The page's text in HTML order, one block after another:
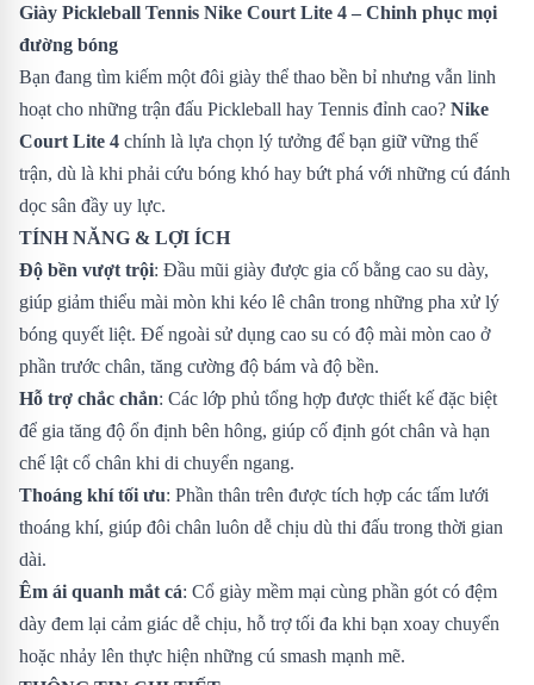
Giày Pickleball Tennis Nike Court Lite 4 – Chinh phục mọi
đường bóng
Bạn đang tìm kiếm một đôi giày thể thao bền bỉ nhưng vẫn linh
hoạt cho những trận đấu Pickleball hay Tennis đỉnh cao? Nike
Court Lite 4 chính là lựa chọn lý tưởng để bạn giữ vững thế
trận, dù là khi phải cứu bóng khó hay bứt phá với những cú đánh
dọc sân đầy uy lực.
TÍNH NĂNG & LỢI ÍCH
Độ bền vượt trội: Đầu mũi giày được gia cố bằng cao su dày,
giúp giảm thiểu mài mòn khi kéo lê chân trong những pha xử lý
bóng quyết liệt. Đế ngoài sử dụng cao su có độ mài mòn cao ở
phần trước chân, tăng cường độ bám và độ bền.
Hỗ trợ chắc chắn: Các lớp phủ tổng hợp được thiết kế đặc biệt
để gia tăng độ ổn định bên hông, giúp cố định gót chân và hạn
chế lật cổ chân khi di chuyển ngang.
Thoáng khí tối ưu: Phần thân trên được tích hợp các tấm lưới
thoáng khí, giúp đôi chân luôn dễ chịu dù thi đấu trong thời gian
dài.
Êm ái quanh mắt cá: Cổ giày mềm mại cùng phần gót có đệm
dày đem lại cảm giác dễ chịu, hỗ trợ tối đa khi bạn xoay chuyển
hoặc nhảy lên thực hiện những cú smash mạnh mẽ.